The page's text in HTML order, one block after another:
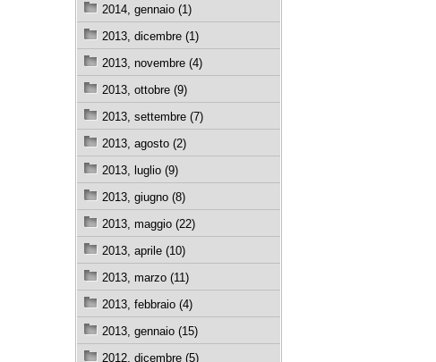
2014, gennaio (1)
2013, dicembre (1)
2013, novembre (4)
2013, ottobre (9)
2013, settembre (7)
2013, agosto (2)
2013, luglio (9)
2013, giugno (8)
2013, maggio (22)
2013, aprile (10)
2013, marzo (11)
2013, febbraio (4)
2013, gennaio (15)
2012, dicembre (5)